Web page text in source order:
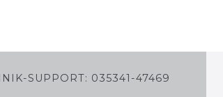
SUPPORT: 035341-47469